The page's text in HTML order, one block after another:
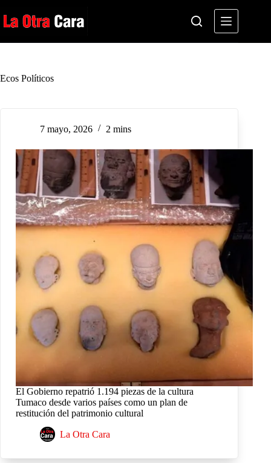
al
contenido
Ecos Políticos
7 mayo, 2026 2 mins
El Gobierno repatrió 1.194 piezas de la cultura
Tumaco desde varios países como un plan de
restitución del patrimonio cultural
La Otra Cara